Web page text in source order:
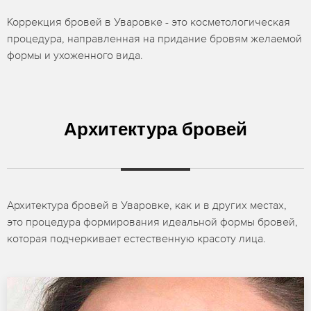
Коррекция бровей в Уваровке - это косметологическая
процедура, направленная на придание бровям желаемой
формы и ухоженного вида.
Архитектура бровей
Архитектура бровей в Уваровке, как и в других местах,
это процедура формирования идеальной формы бровей,
которая подчеркивает естественную красоту лица.